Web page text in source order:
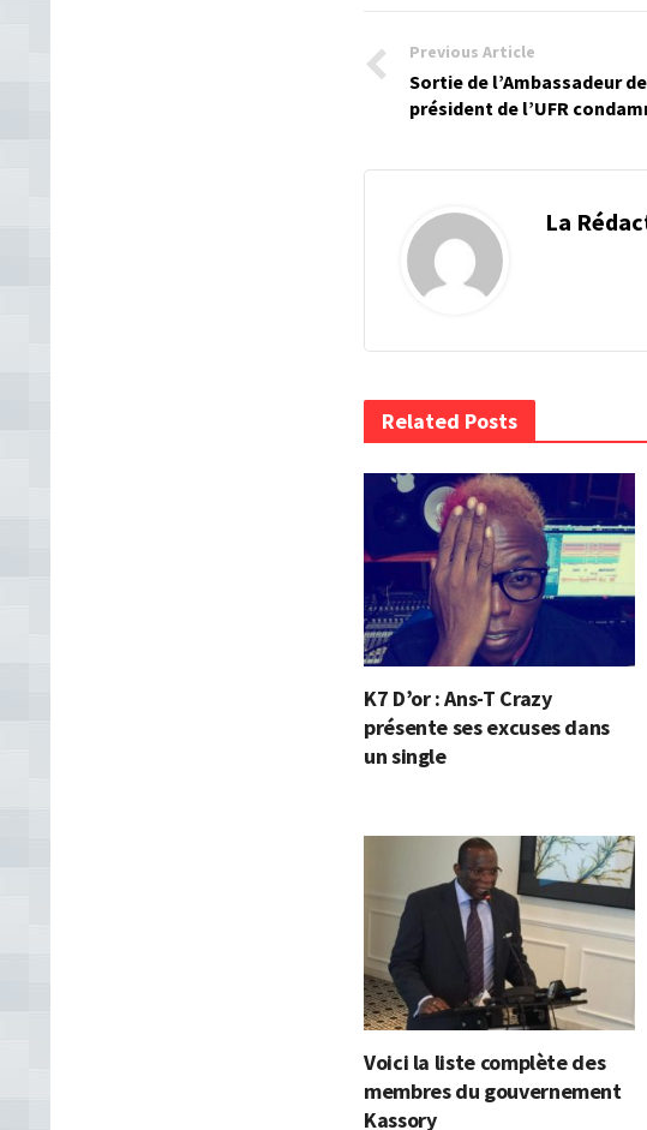
Previous Article
Sortie de l’Ambassadeur
président de l’UFR
La
Related Posts
K7 D’or : Ans-T Crazy
présente ses excuses dans
un single
Voici la liste complète des
membres du gouvernement
Kassory